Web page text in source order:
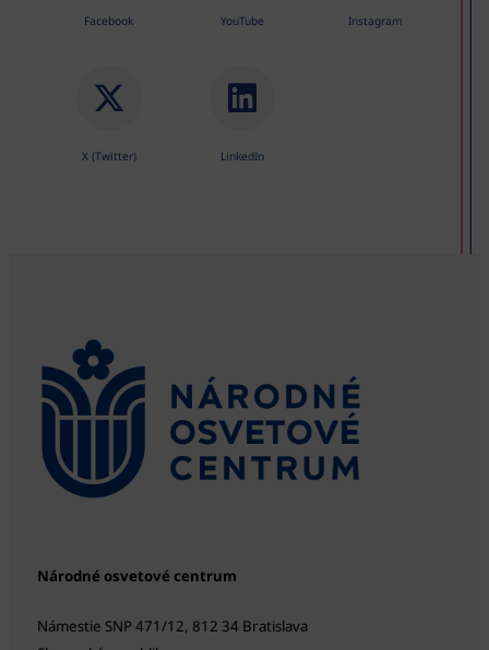
Facebook YouTube Instagram
X (Twitter) LinkedIn
Národné osvetové centrum
Námestie SNP 471/12, 812 34 Bratislava